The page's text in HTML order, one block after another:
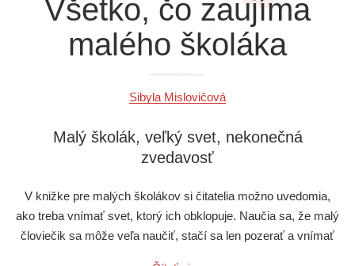
Všetko, čo zaujíma
malého školáka
Sibyla Mislovičová
Malý školák, veľký svet, nekonečná
zvedavosť
V knižke pre malých školákov si čitatelia možno uvedomia,
ako treba vnímať svet, ktorý ich obklopuje. Naučia sa, že malý
človiečik sa môže veľa naučiť, stačí sa len pozerať a vnímať